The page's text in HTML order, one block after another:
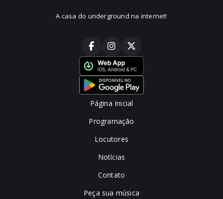
A casa do underground na internet!
Página Inicial
Programação
Locutores
Notícias
Contato
Peça sua música